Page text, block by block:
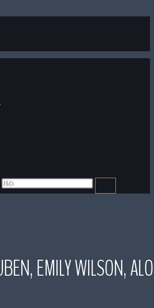
EMILY WILSON,